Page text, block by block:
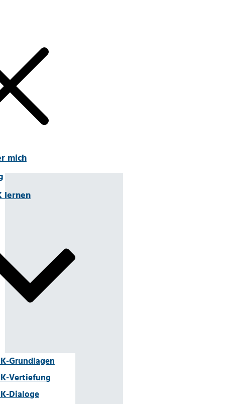
mich
lernen
Grundlagen
Vertiefung
Dialoge